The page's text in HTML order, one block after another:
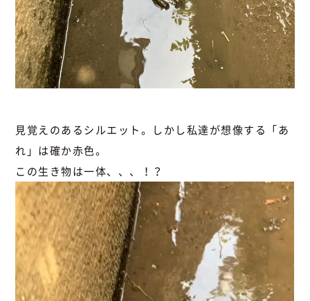
見覚えのあるシルエット。しかし私達が想像する「あ
れ」は確か赤色。
この生き物は一体、、、！？